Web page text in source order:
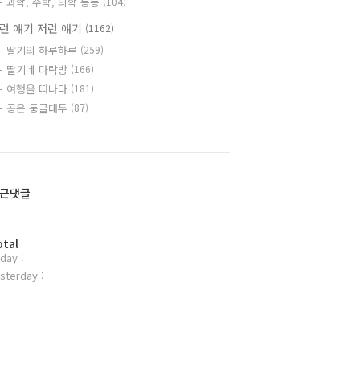
얘기 저런 얘기 (1162)
딸기의 하루하루 (259)
딸기네 다락방 (166)
여행을 떠나다 (181)
공은 둥글대두 (87)
댓글
:
: